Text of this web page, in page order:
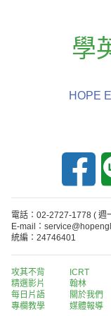
學
HOPE
電話：02-2727-1778 ( 週
E-mail：
統編：24746401
攻其不背
精選影片
每日片語
專欄教學
ICRT
翰林
關於我們
媒體報導